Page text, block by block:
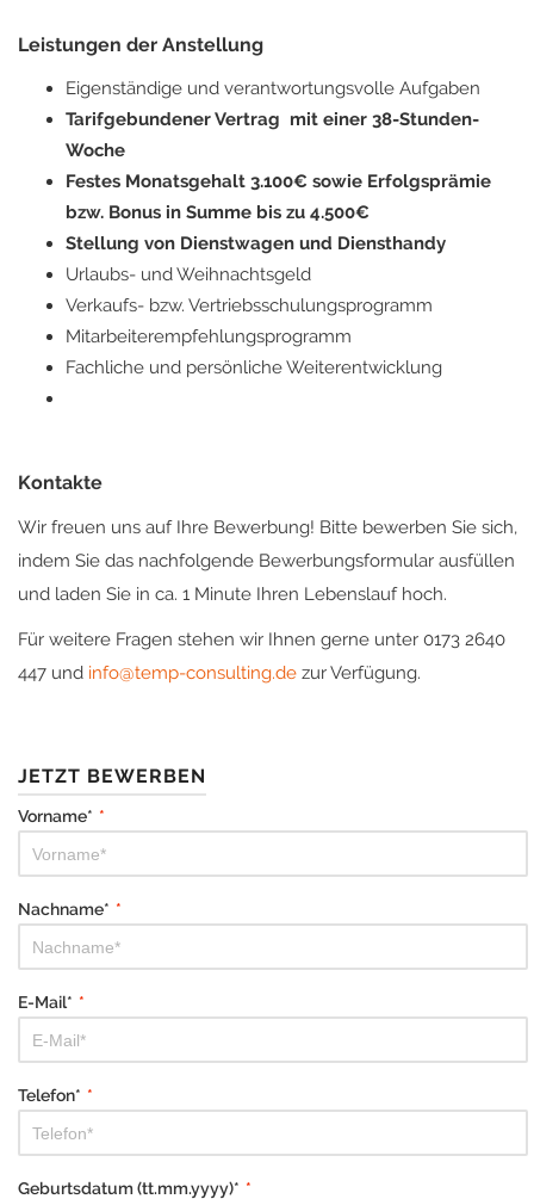
Leistungen der Anstellung
Eigenständige und verantwortungsvolle Aufgaben
Tarifgebundener Vertrag mit einer 38-Stunden-
Woche
Festes Monatsgehalt 3.100€ sowie Erfolgsprämie
bzw. Bonus in Summe bis zu 4.500€
Stellung von Dienstwagen und Diensthandy
Urlaubs- und Weihnachtsgeld
Verkaufs- bzw. Vertriebsschulungsprogramm
Mitarbeiterempfehlungsprogramm
Fachliche und persönliche Weiterentwicklung
Kontakte
Wir freuen uns auf Ihre Bewerbung! Bitte bewerben Sie sich,
indem Sie das nachfolgende Bewerbungsformular ausfüllen
und laden Sie in ca. 1 Minute Ihren Lebenslauf hoch.
Für weitere Fragen stehen wir Ihnen gerne unter 0173 2640
447 und info@temp-consulting.de zur Verfügung.
JETZT BEWERBEN
Vorname* *
Nachname* *
E-Mail* *
Telefon* *
Geburtsdatum (tt.mm.yyyy)* *